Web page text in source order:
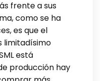
frente a sus
como se ha
es que el
limitadísimo
está
producción hay